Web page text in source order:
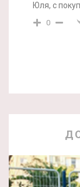
Юля, с
0